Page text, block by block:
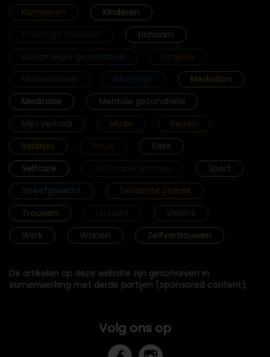
Kamperen
Kinderen
Lichaam
Lichamelijke gezondheid
Lingerie
Mannenbrein
Massage
Mediation
Meditatie
Mentale gezondheid
Mijn Verhaal
Mode
Reizen
Relaties
Rouw
Seks
Selfcare
Selfmade Woman
Sport
Streefgewicht
Tenslotte Stories
Trouwen
Uitvaart
Visions
Werk
Wonen Zelfvertrouwen
De artikelen op deze website zijn geschreven in
samenwerking met derde partijen (sponsored content).
Volg ons op